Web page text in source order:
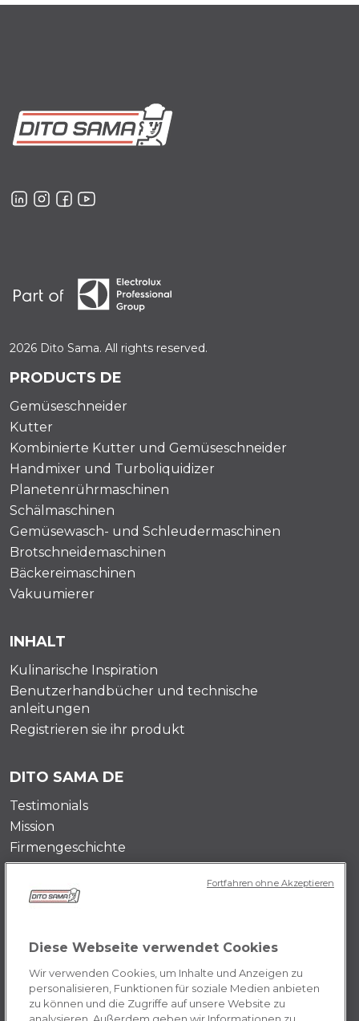
2026 Dito Sama. All rights reserved.
PRODUCTS DE
Gemüseschneider
Kutter
Kombinierte Kutter und Gemüseschneider
Handmixer und Turboliquidizer
Planetenrührmaschinen
Schälmaschinen
Gemüsewasch- und Schleudermaschinen
Brotschneidemaschinen
Bäckereimaschinen
Vakuumierer
INHALT
Kulinarische Inspiration
Benutzerhandbücher und technische
anleitungen
Registrieren sie ihr produkt
DITO SAMA DE
Testimonials
Mission
Firmengeschichte
Kontaktieren Sie uns
Karrieremöglichkeiten
Allgemeine Geschäftsbedingungen
Cookie
Diese Webseite verwendet Cookies
Wir verwenden Cookies, um Inhalte und Anzeigen zu
personalisieren, Funktionen für soziale Medien anbieten
zu können und die Zugriffe auf unsere Website zu
Fortfahren ohne Akzeptieren